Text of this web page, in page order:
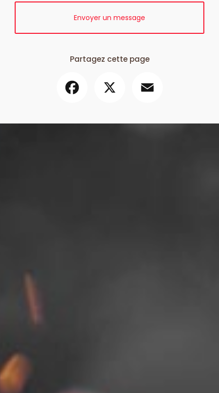
Envoyer un message
Partagez cette page